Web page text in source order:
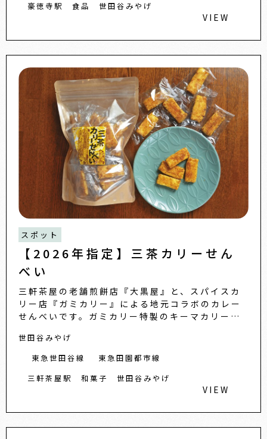
豪徳寺駅
食品 世田谷みやげ
VIEW
スポット
【2026年指定】三茶カリーせん
べい
三軒茶屋の老舗煎餅店『大黒屋』と、スパイスカ
リー店『ガミカリー』による地元コラボのカレー
せんべいです。ガミカリー特製のキーマカリー用
うがらしをプラス。しっか...
世田谷みやげ
東急世田谷線
東急田園都市線
三軒茶屋駅
和菓子 世田谷みやげ
VIEW